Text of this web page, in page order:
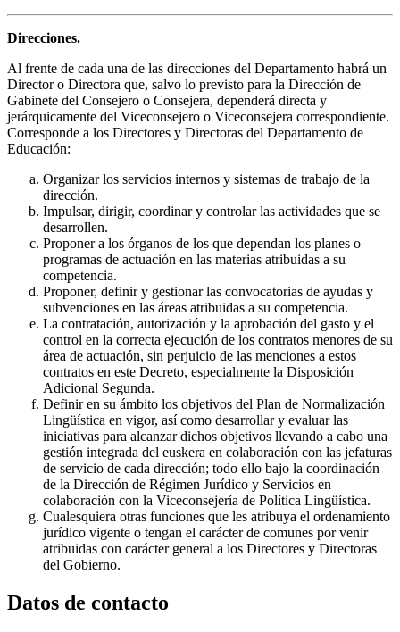
Direcciones.
Al frente de cada una de las direcciones del Departamento habrá un
Director o Directora que, salvo lo previsto para la Dirección de
Gabinete del Consejero o Consejera, dependerá directa y
jerárquicamente del Viceconsejero o Viceconsejera correspondiente.
Corresponde a los Directores y Directoras del Departamento de
Educación:
Organizar los servicios internos y sistemas de trabajo de la
dirección.
Impulsar, dirigir, coordinar y controlar las actividades que se
desarrollen.
Proponer a los órganos de los que dependan los planes o
programas de actuación en las materias atribuidas a su
competencia.
Proponer, definir y gestionar las convocatorias de ayudas y
subvenciones en las áreas atribuidas a su competencia.
La contratación, autorización y la aprobación del gasto y el
control en la correcta ejecución de los contratos menores de su
área de actuación, sin perjuicio de las menciones a estos
contratos en este Decreto, especialmente la Disposición
Adicional Segunda.
Definir en su ámbito los objetivos del Plan de Normalización
Lingüística en vigor, así como desarrollar y evaluar las
iniciativas para alcanzar dichos objetivos llevando a cabo una
gestión integrada del euskera en colaboración con las jefaturas
de servicio de cada dirección; todo ello bajo la coordinación
de la Dirección de Régimen Jurídico y Servicios en
colaboración con la Viceconsejería de Política Lingüística.
Cualesquiera otras funciones que les atribuya el ordenamiento
jurídico vigente o tengan el carácter de comunes por venir
atribuidas con carácter general a los Directores y Directoras
del Gobierno.
Datos de contacto